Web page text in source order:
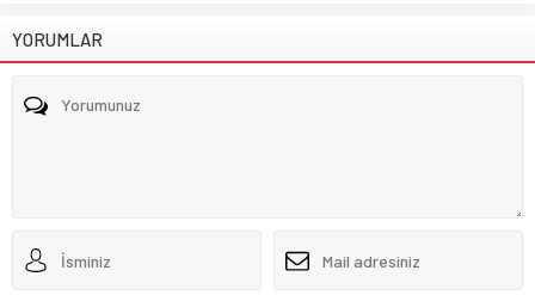
YORUMLAR